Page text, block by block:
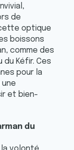
de
optique
boissons
comme des
du Kéfir. Ces
pour la
et bien-
du